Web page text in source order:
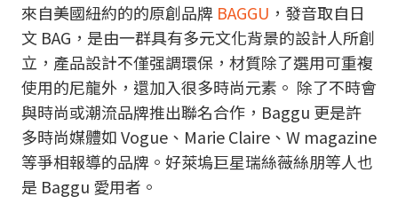
來自美國紐約的的原創品牌 BAGGU ，發音取自日
文 BAG，是由一群具有多元文化背景的設計人所創
立，產品設計不僅强調環保，材質除了選用可重複
使用的尼龍外，還加入很多時尚元素。 除了不時會
與時尚或潮流品牌推出聯名合作，Baggu 更是許
多時尚媒體如 Vogue、Marie Claire、W magazine
等爭相報導的品牌。好萊塢巨星瑞絲薇絲朋等人也
是 Baggu 愛用者。